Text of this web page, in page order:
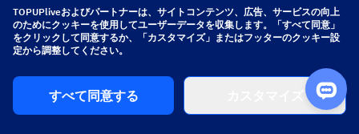
Marvel Rivals が新しい PYO バンドル形式を導入：シーズン 9.5 ス
トアアップデートでより賢く購入する方法
Growtopia初心者ガイド：最初のワールドロックを素早く安全に
手に入れる方法
TOPUPliveおよびパートナーは、サイトコンテンツ、広告、サービスの向上
のためにクッキーを使用してユーザーデータを収集します。「すべて同意」
をクリックして同意するか、「カスタマイズ」またはフッターのクッキー設
定から調整してください。
すべて同意する